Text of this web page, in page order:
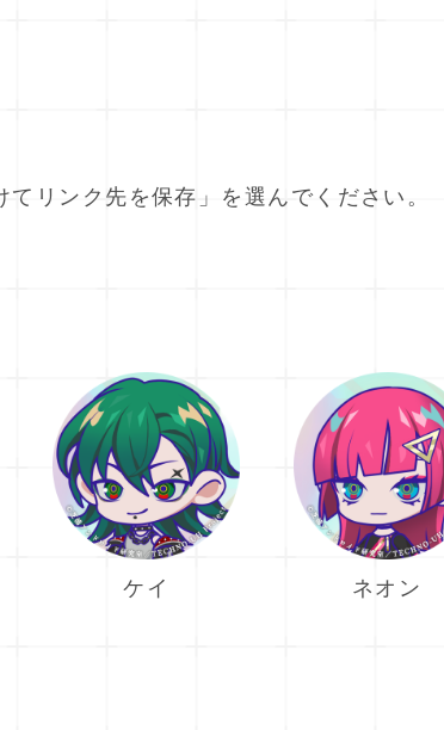
リンク先を保存」を選んでください。
ケイ ネオン